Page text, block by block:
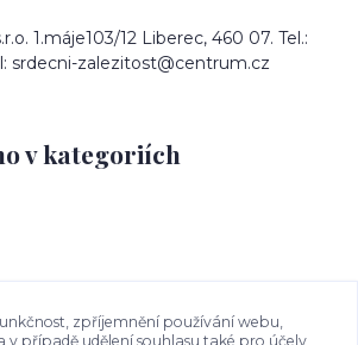
1.máje103/12 Liberec, 460 07. Tel.:
srdecni-zalezitost@centrum.cz
v kategoriích
zpříjemnění používání webu,
v případě udělení souhlasu také pro účely